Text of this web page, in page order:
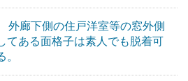
廊下側の住戸洋室等の窓外側
てある面格子は素人でも脱着可
。